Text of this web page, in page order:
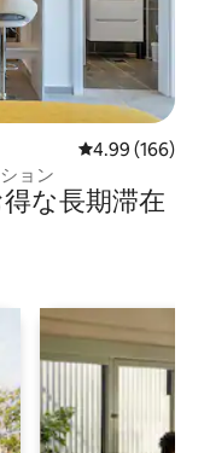
レビュー166
4.99 (166)
ョン
な長⁠期⁠滞⁠在